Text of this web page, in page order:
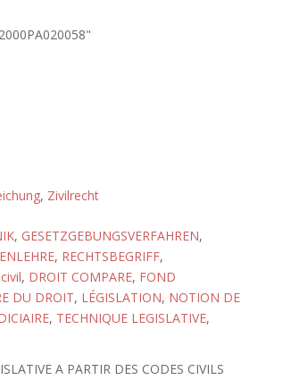
, Zivilrecht
, GESETZGEBUNGSVERFAHREN,
, RECHTSBEGRIFF,
, DROIT COMPARE, FOND
DU DROIT, LÉGISLATION, NOTION DE
, TECHNIQUE LEGISLATIVE,
A PARTIR DES CODES CIVILS